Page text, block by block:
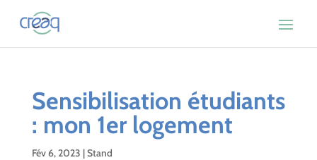
Sensibilisation étudiants
: mon 1er logement
Fév 6, 2023 |Stand